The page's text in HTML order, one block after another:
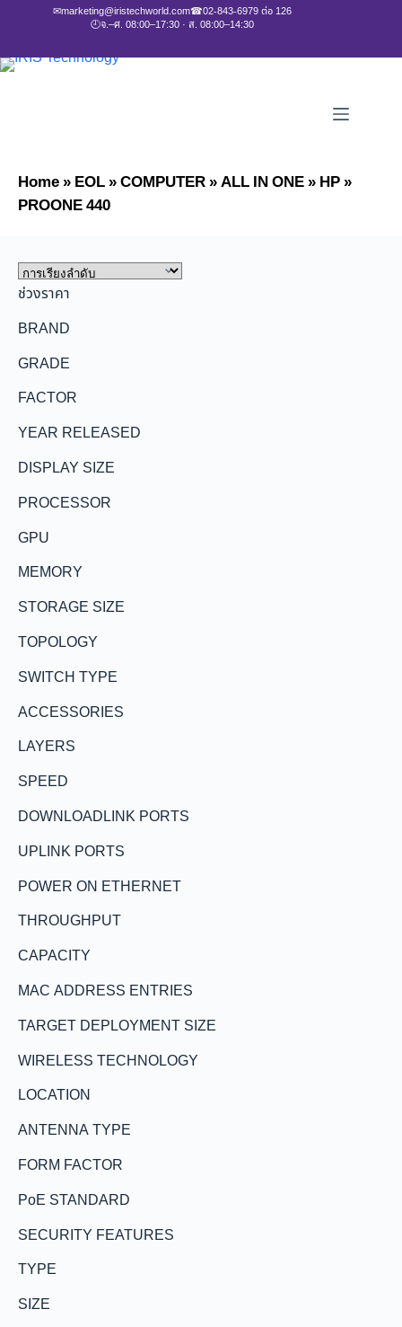
✉marketing@iristechworld.com☎02-843-6979 ต่อ 126
🕘จ.–ศ. 08:00–17:30 · ส. 08:00–14:30
Home»EOL»COMPUTER»ALL IN ONE»HP»
PROONE 440
ช่วงราคา
BRAND
GRADE
FACTOR
YEAR RELEASED
DISPLAY SIZE
PROCESSOR
GPU
MEMORY
STORAGE SIZE
TOPOLOGY
SWITCH TYPE
ACCESSORIES
LAYERS
SPEED
DOWNLOADLINK PORTS
UPLINK PORTS
POWER ON ETHERNET
THROUGHPUT
CAPACITY
MAC ADDRESS ENTRIES
TARGET DEPLOYMENT SIZE
WIRELESS TECHNOLOGY
LOCATION
ANTENNA TYPE
FORM FACTOR
PoE STANDARD
SECURITY FEATURES
TYPE
SIZE